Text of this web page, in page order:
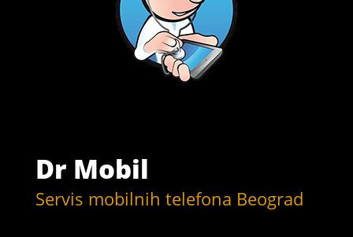
Dr Mobil
Servis mobilnih telefona Beograd